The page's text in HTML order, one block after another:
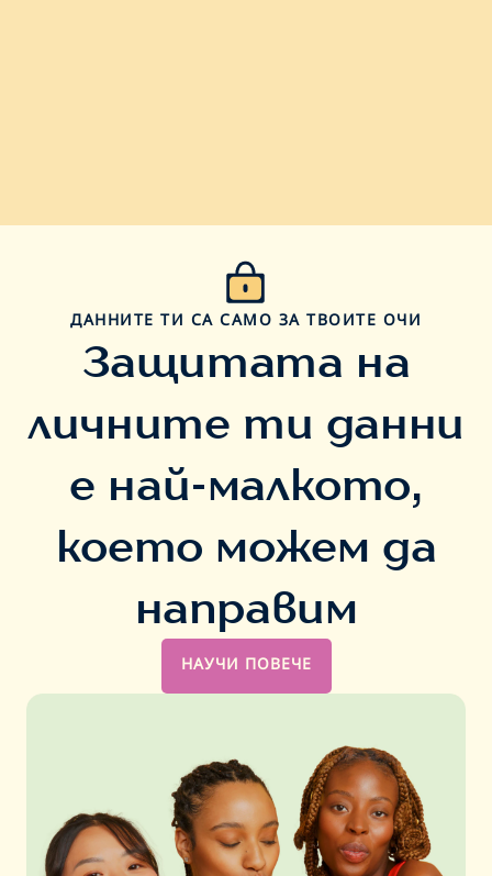
ДАННИТЕ ТИ СА САМО ЗА ТВОИТЕ ОЧИ
Защитата на
личните ти данни
е най-малкото,
което можем да
направим
НАУЧИ ПОВЕЧЕ